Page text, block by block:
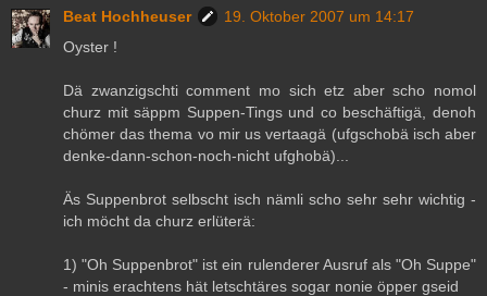
Beat Hochheuser
19. Oktober 2007 um 14:17
Oyster !
Dä zwanzigschti comment mo sich etz aber scho nomol
churz mit säppm Suppen-Tings und co beschäftigä, denoh
chömer das thema vo mir us vertaagä (ufgschobä isch aber
denke-dann-schon-noch-nicht ufghobä)...
Äs Suppenbrot selbscht isch nämli scho sehr sehr wichtig -
ich möcht da churz erlüterä:
1) "Oh Suppenbrot" ist ein rulenderer Ausruf als "Oh Suppe"
- minis erachtens hät letschtäres sogar nonie öpper gseid